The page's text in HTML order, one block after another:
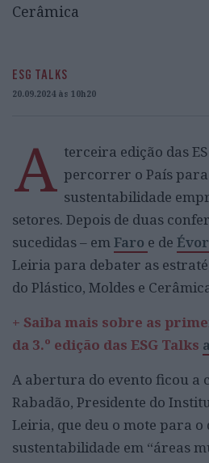
Cerâmica
ESG TALKS
20.09.2024 às 10h20
A terceira edição das
percorrer o País
sustentabilidade
setores. Depois de duas
sucedidas – emFaro e de
Leiria para debater as
do Plástico, Moldes e
+ Saiba mais sobre as
da 3.º edição das ESG Talks
A abertura do evento ficou a
Rabadão, Presidente do
Leiria, que deu o mote para o
sustentabilidade em “áreas